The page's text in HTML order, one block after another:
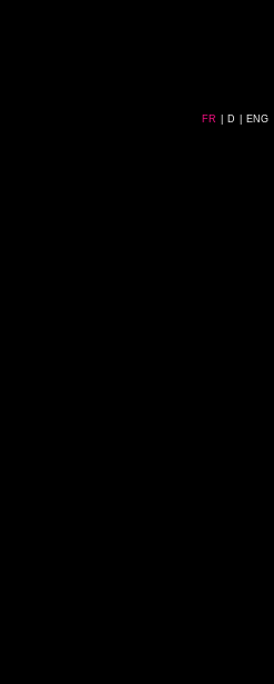
FR D ENG